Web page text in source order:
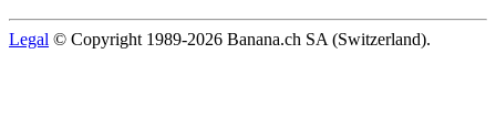
Legal © Copyright 1989-2026 Banana.ch SA (Switzerland).